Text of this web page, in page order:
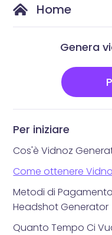
Home
Genera
Per iniziare
Cos'è Vidnoz
Come ottenere
Metodi di
Headshot Generator
Quanto Tempo Ci